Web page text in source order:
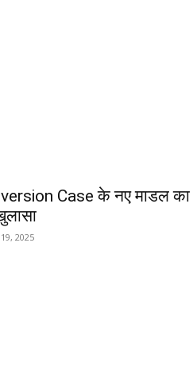
Case के नए माडल का
2025